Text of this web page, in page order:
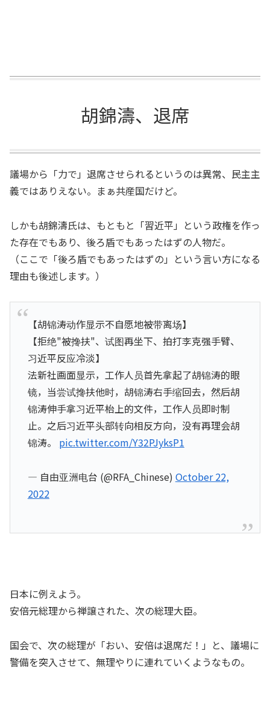
胡錦濤、退席
議場から「力で」退席させられるというのは異常、民主主
義ではありえない。まぁ共産国だけど。
しかも胡錦濤氏は、もともと「習近平」という政権を作っ
た存在でもあり、後ろ盾でもあったはずの人物だ。
（ここで「後ろ盾でもあったはずの」という言い方になる
理由も後述します。）
【胡锦涛动作显示不自愿地被带离场】
【拒绝"被搀扶"、试图再坐下、拍打李克强手臂、
习近平反应冷淡】
法新社画面显示，工作人员首先拿起了胡锦涛的眼
镜，当尝试搀扶他时，胡锦涛右手缩回去，然后胡
锦涛伸手拿习近平枱上的文件，工作人员即时制
止。之后习近平头部转向相反方向，没有再理会胡
锦涛。 pic.twitter.com/Y32PJyksP1
— 自由亚洲电台 (@RFA_Chinese) October 22,
2022
日本に例えよう。
安倍元総理から禅譲された、次の総理大臣。
国会で、次の総理が「おい、安倍は退席だ！」と、議場に
警備を突入させて、無理やりに連れていくようなもの。